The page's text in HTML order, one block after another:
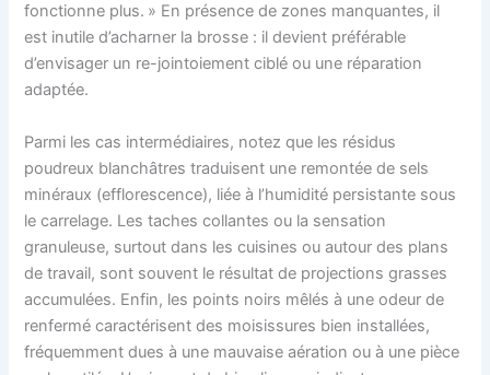
fonctionne plus. » En présence de zones manquantes, il
est inutile d’acharner la brosse : il devient préférable
d’envisager un re-jointoiement ciblé ou une réparation
adaptée.
Parmi les cas intermédiaires, notez que les résidus
poudreux blanchâtres traduisent une remontée de sels
minéraux (efflorescence), liée à l’humidité persistante sous
le carrelage. Les taches collantes ou la sensation
granuleuse, surtout dans les cuisines ou autour des plans
de travail, sont souvent le résultat de projections grasses
accumulées. Enfin, les points noirs mêlés à une odeur de
renfermé caractérisent des moisissures bien installées,
fréquemment dues à une mauvaise aération ou à une pièce